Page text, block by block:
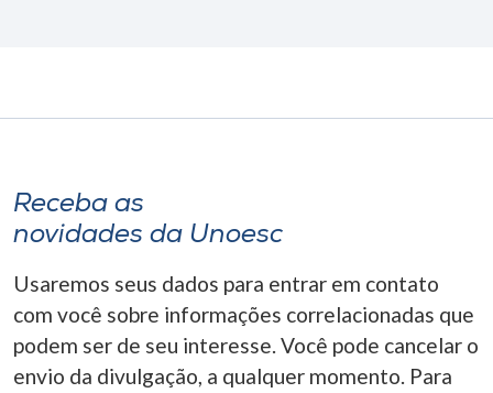
Receba as
novidades da Unoesc
Usaremos seus dados para entrar em contato
com você sobre informações correlacionadas que
podem ser de seu interesse. Você pode cancelar o
envio da divulgação, a qualquer momento. Para